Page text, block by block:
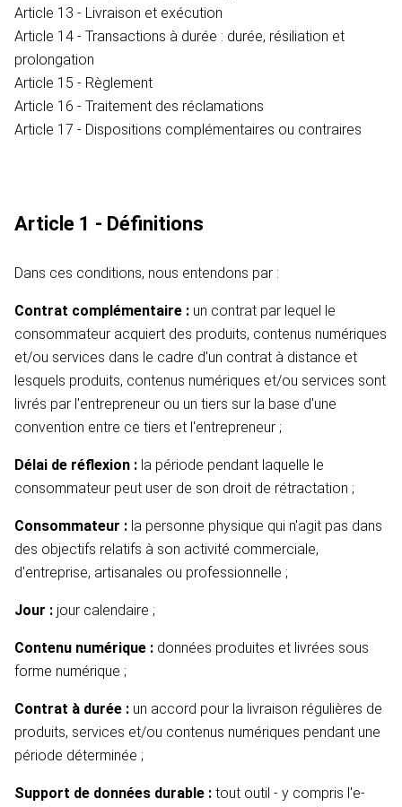
Article 13 - Livraison et exécution
Article 14 - Transactions à durée : durée, résiliation et
prolongation
Article 15 - Règlement
Article 16 - Traitement des réclamations
Article 17 - Dispositions complémentaires ou contraires
Article 1 - Définitions
Dans ces conditions, nous entendons par :
Contrat complémentaire : un contrat par lequel le
consommateur acquiert des produits, contenus numériques
et/ou services dans le cadre d'un contrat à distance et
lesquels produits, contenus numériques et/ou services sont
livrés par l'entrepreneur ou un tiers sur la base d'une
convention entre ce tiers et l'entrepreneur ;
Délai de réflexion : la période pendant laquelle le
consommateur peut user de son droit de rétractation ;
Consommateur : la personne physique qui n'agit pas dans
des objectifs relatifs à son activité commerciale,
d'entreprise, artisanales ou professionnelle ;
Jour : jour calendaire ;
Contenu numérique : données produites et livrées sous
forme numérique ;
Contrat à durée : un accord pour la livraison régulières de
produits, services et/ou contenus numériques pendant une
période déterminée ;
Support de données durable : tout outil - y compris l'e-